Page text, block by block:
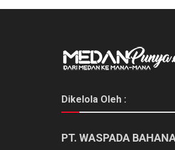
Dikelola Oleh :
PT. WASPADA